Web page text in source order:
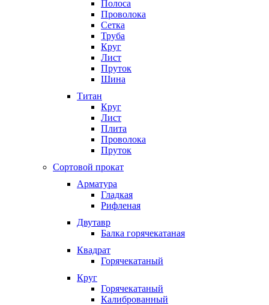
Полоса
Проволока
Сетка
Труба
Круг
Лист
Пруток
Шина
Титан
Круг
Лист
Плита
Проволока
Пруток
Сортовой прокат
Арматура
Гладкая
Рифленая
Двутавр
Балка горячекатаная
Квадрат
Горячекатаный
Круг
Горячекатаный
Калиброванный